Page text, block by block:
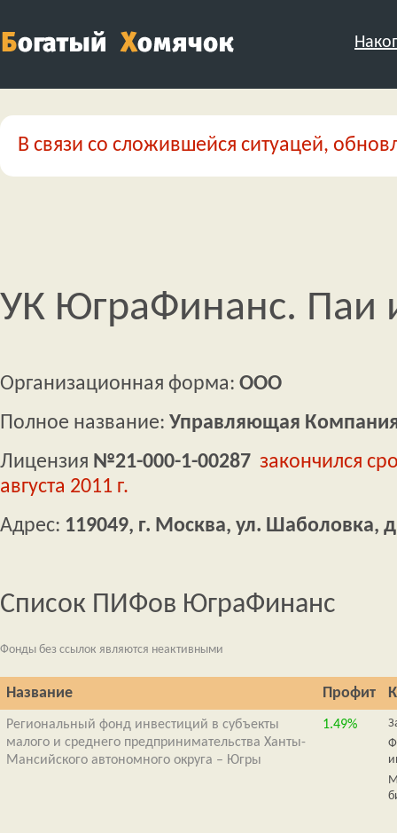
В связи со сложившейся ситуацей,
УК ЮграФинанс. Паи
Организационная форма: ООО
Полное название: Управляющая
Лицензия №21-000-1-00287 закончился
августа 2011 г.
Адрес: 119049, г. Москва, ул. Шаболовка,
Список ПИФов ЮграФинанс
Фонды без ссылок являются неактивными
Название Профит
Региональный фонд инвестиций в субъекты
малого и среднего предпринимательства Ханты-
Мансийского автономного округа – Югры
1.49%